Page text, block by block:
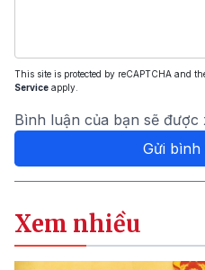
This site is protected by reCAPTCHA and
Service apply.
Bình luận của bạn sẽ
Gửi bình
Xem nhiều